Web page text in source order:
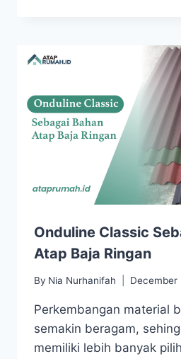
Onduline Classic
Atap Baja Ringan
By Nia Nurhanifah December
Perkembangan material
semakin beragam,
memiliki lebih banyak